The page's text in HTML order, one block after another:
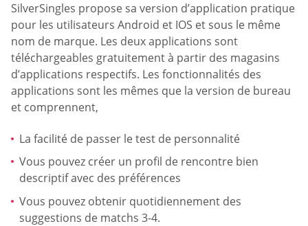
SilverSingles propose sa version d’application pratique
pour les utilisateurs Android et IOS et sous le même
nom de marque. Les deux applications sont
téléchargeables gratuitement à partir des magasins
d’applications respectifs. Les fonctionnalités des
applications sont les mêmes que la version de bureau
et comprennent,
La facilité de passer le test de personnalité
Vous pouvez créer un profil de rencontre bien
descriptif avec des préférences
Vous pouvez obtenir quotidiennement des
suggestions de matchs 3-4.